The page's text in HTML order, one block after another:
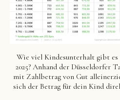
Wie viel Kindesunterhalt gibt es
2025? Anhand der Düsseldorfer
mit Zahlbetrag von Gut
sich der Betrag für dein Kind